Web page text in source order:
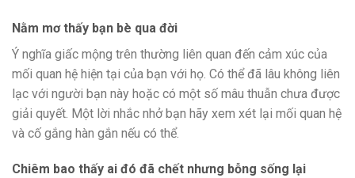
Nằm mơ thấy bạn bè qua đời
Ý nghĩa giấc mộng trên thường liên quan đến cảm xúc của
mối quan hệ hiện tại của bạn với họ. Có thể đã lâu không liên
lạc với người bạn này hoặc có một số mâu thuẫn chưa được
giải quyết. Một lời nhắc nhở bạn hãy xem xét lại mối quan hệ
và cố gắng hàn gắn nếu có thể.
Chiêm bao thấy ai đó đã chết nhưng bỗng sống lại